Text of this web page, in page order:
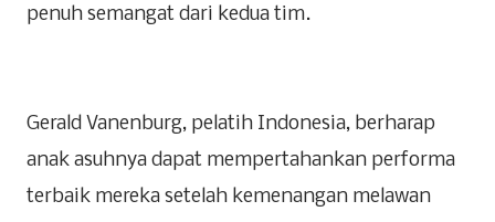
penuh semangat dari kedua tim.
Gerald Vanenburg, pelatih Indonesia, berharap
anak asuhnya dapat mempertahankan performa
terbaik mereka setelah kemenangan melawan